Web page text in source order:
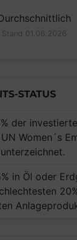
Stand 01.06.2026
STATUS
der
Women´s
in Öl oder